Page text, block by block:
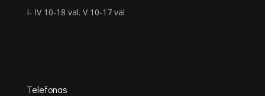
I- IV 10-18 val. V 10-17 val
Telefonas